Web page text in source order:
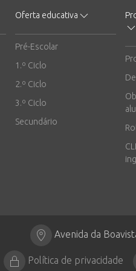
Oferta educativa
Pré-Escolar
1.º Ciclo
2.º Ciclo
3.º Ciclo
Secundário
Avenida da
Política de privacidade